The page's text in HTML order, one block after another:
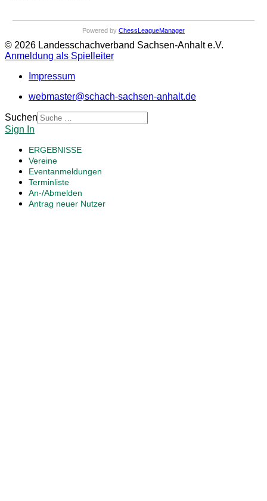
Powered by ChessLeagueManager
© 2026 Landesschachverband Sachsen-Anhalt e.V.
Anmeldung als Spielleiter
Impressum
webmaster@schach-sachsen-anhalt.de
Suchen
Sign In
ERGEBNISSE
Vereine
Eventanmeldungen
Terminliste
An-/Abmelden
Antrag neuer Nutzer